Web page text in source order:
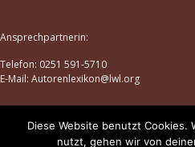
Ansprechpartnerin:
Telefon: 0251 591-5710
E-Mail: Autorenlexikon@lwl.org
Datenschutz |Impressum
Diese Website benutzt Cookies.
nutzt, gehen wir von